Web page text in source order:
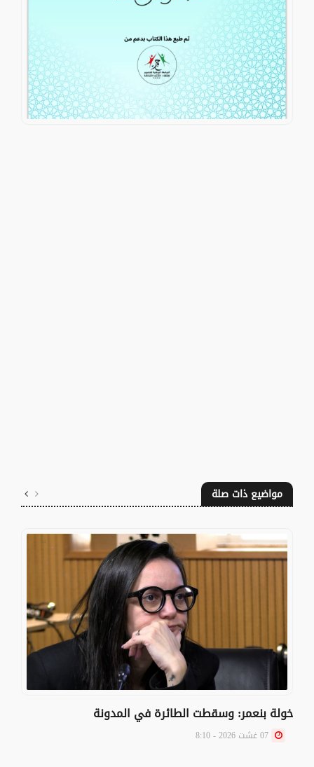
مواضيع ذات صلة
خولة بنعمر: وسقطت الطائرة في المدونة